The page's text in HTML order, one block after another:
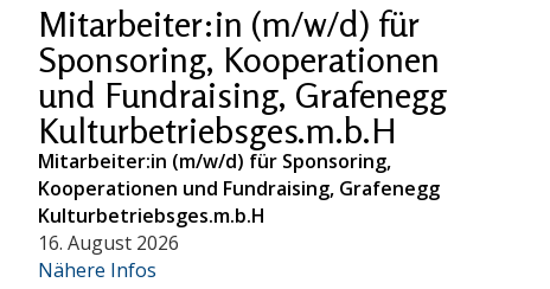
Mitarbeiter:in (m/w/d) für
Sponsoring, Kooperationen
und Fundraising, Grafenegg
Kulturbetriebsges.m.b.H
Mitarbeiter:in (m/w/d) für Sponsoring,
Kooperationen und Fundraising, Grafenegg
Kulturbetriebsges.m.b.H
16. August 2026
Nähere Infos